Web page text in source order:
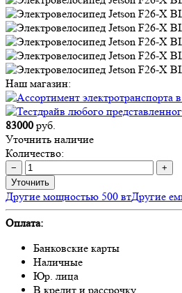
Наш магазин:
83000 руб.
Уточнить наличие
Количество:
−
+
Уточнить
Другие мощностью 500 втДругие
Оплата:
Банковские карты
Наличные
Юр. лица
В кредит и рассрочку